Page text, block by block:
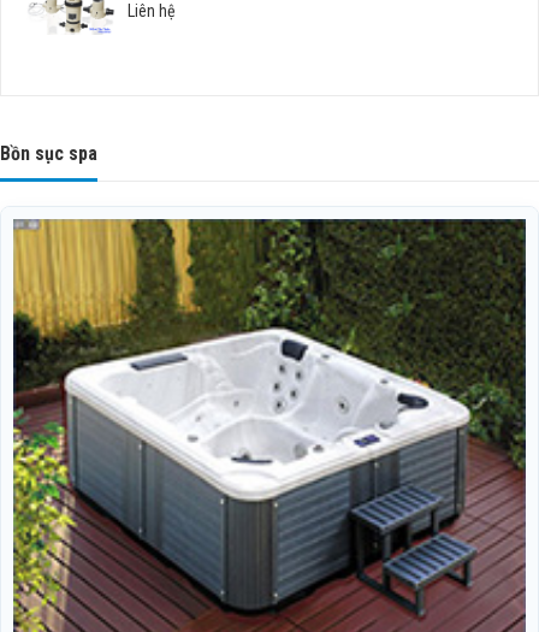
Liên hệ
Bồn sục spa